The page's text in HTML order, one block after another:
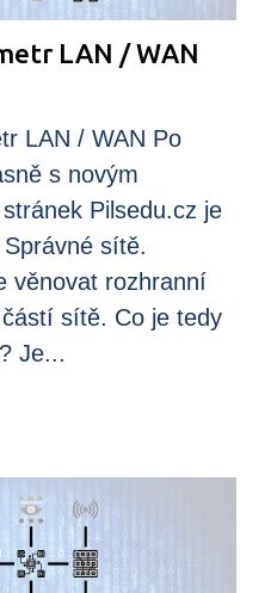
LAN / WAN
LAN / WAN Po
s novým
Pilsedu.cz je
sítě.
věnovat rozhranní
sítě. Co je tedy
Je...